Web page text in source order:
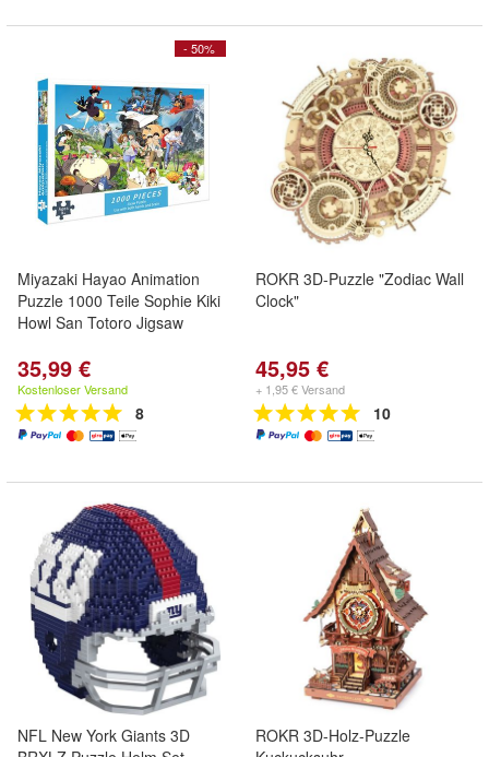
- 50%
Miyazaki Hayao Animation
Puzzle 1000 Teile Sophie Kiki
Howl San Totoro Jigsaw
35,99 €
Kostenloser Versand
8
ROKR 3D-Puzzle "Zodiac Wall
Clock"
45,95 €
+ 1,95 € Versand
10
NFL New York Giants 3D
ROKR 3D-Holz-Puzzle